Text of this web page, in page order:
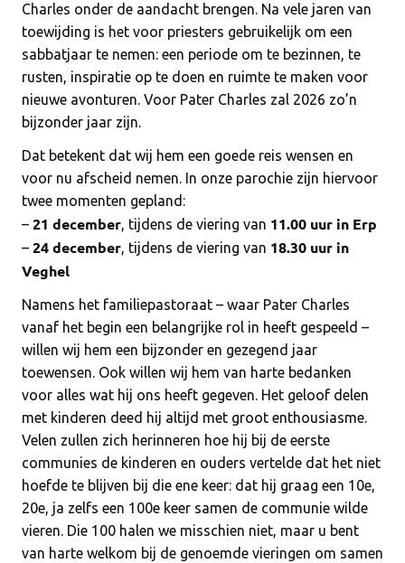
Charles onder de aandacht brengen. Na vele jaren van
toewijding is het voor priesters gebruikelijk om een
sabbatjaar te nemen: een periode om te bezinnen, te
rusten, inspiratie op te doen en ruimte te maken voor
nieuwe avonturen. Voor Pater Charles zal 2026 zo’n
bijzonder jaar zijn.
Dat betekent dat wij hem een goede reis wensen en
voor nu afscheid nemen. In onze parochie zijn hiervoor
twee momenten gepland:
– 21 december, tijdens de viering van 11.00 uur in Erp
– 24 december, tijdens de viering van 18.30 uur in
Veghel
Namens het familiepastoraat – waar Pater Charles
vanaf het begin een belangrijke rol in heeft gespeeld –
willen wij hem een bijzonder en gezegend jaar
toewensen. Ook willen wij hem van harte bedanken
voor alles wat hij ons heeft gegeven. Het geloof delen
met kinderen deed hij altijd met groot enthousiasme.
Velen zullen zich herinneren hoe hij bij de eerste
communies de kinderen en ouders vertelde dat het niet
hoefde te blijven bij die ene keer: dat hij graag een 10e,
20e, ja zelfs een 100e keer samen de communie wilde
vieren. Die 100 halen we misschien niet, maar u bent
van harte welkom bij de genoemde vieringen om samen